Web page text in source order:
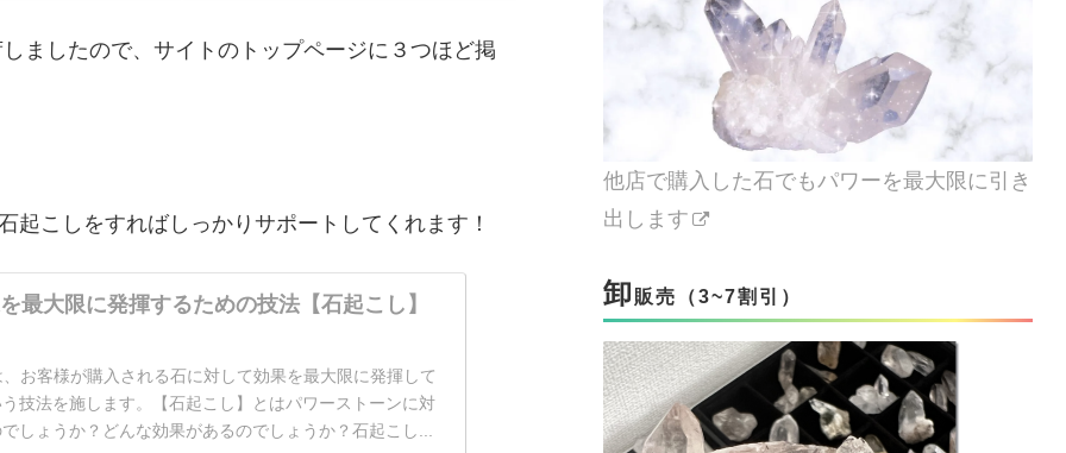
ましたので、サイトのトップページに３つほど掲
起こしをすればしっかりサポートしてくれます！
最大限に発揮するための技法【石起こし】
お客様が購入される石に対して効果を最大限に発揮して
技法を施します。【石起こし】とはパワーストーンに対
しょうか？どんな効果があるのでしょうか？石起こし...
他店で購入した石でもパワーを最大限に引き
出します
卸 販売（3~7割引）